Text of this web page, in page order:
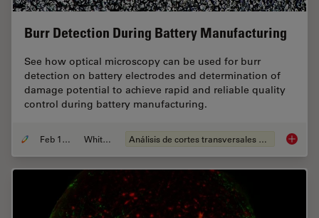
Burr Detection During Battery Manufacturing
See how optical microscopy can be used for burr
detection on battery electrodes and determination of
damage potential to achieve rapid and reliable quality
control during battery manufacturing.
Feb 12, 2026 Whitepaper Análisis de cortes transversales para la microelectrónica Burr